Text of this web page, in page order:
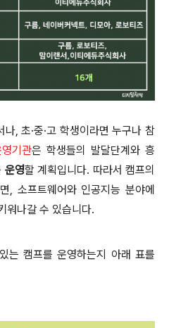
나, 초·중·고 학생이라면 누구나 참
기관은 학생들의 발달단계와 흥
운영할 계획입니다. 따라서 캠프의
, 소프트웨어와 인공지능 분야에
워나갈 수 있습니다.
는 캠프를 운영하는지 아래 표를